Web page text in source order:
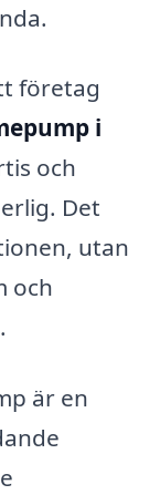
företag
i
och
Det
utan
och
är en